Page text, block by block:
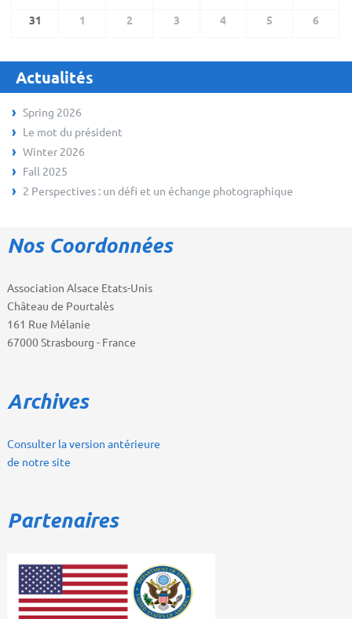
31
1 2 3 4 5 6
Actualités
Spring 2026
Le mot du président
Winter 2026
Fall 2025
2 Perspectives : un défi et un échange photographique
Nos Coordonnées
Association Alsace Etats-Unis
Château de Pourtalès
161 Rue Mélanie
67000 Strasbourg - France
Archives
Consulter la version antérieure
de notre site
Partenaires